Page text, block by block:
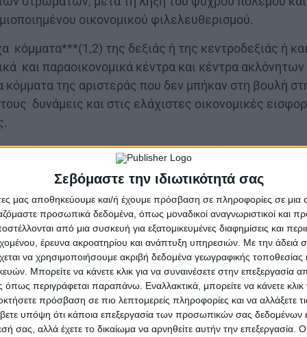
Σεβόμαστε την ιδιωτικότητά σας
μας αποθηκεύουμε και/ή έχουμε πρόσβαση σε πληροφορίες σε
προσωπικά δεδομένα, όπως μοναδικοί αναγνωριστικοί και
από μια συσκευή για εξατομικευμένες διαφημίσεις και
έρευνα ακροατηρίου και ανάπτυξη υπηρεσιών. Με την άδειά
να χρησιμοποιήσουμε ακριβή δεδομένα γεωγραφικής τοποθεσίας
Μπορείτε να κάνετε κλικ για να συναινέσετε στην επεξεργασία
περιγράφεται παραπάνω. Εναλλακτικά, μπορείτε να κάνετε κλικ
πρόσβαση σε πιο λεπτομερείς πληροφορίες και να αλλάξετε
υπόψη ότι κάποια επεξεργασία των προσωπικών σας δεδομένων
σας, αλλά έχετε το δικαίωμα να αρνηθείτε αυτήν την επεξεργασία.
οικονομικού φιλελευθερισμού.
κόμματα***(1,2) της δεξιάς ή της κεντροδεξιάς ή
και παραοικονομικά κέντρα και κέντρα
κόμματα της αριστεράς που δεν μπήκαν στη βουλή
δυνάμεις και στις ελάχιστες οικονομικές
κάποιες οργανώσεις της αριστεράς που κατ’
που οι όποιες συνεργασίες τους αν δεν έχουν
στην πράξη. Ταπεινά ελατήρια που σε καμία
ουσιαστική πολιτική αλληλεγγύη.
ότι τα αριστερά κόμματα έχουν ένα τεράστιο
αυτά τα μεγάλα μυαλά της αριστεράς δε μπορούν
γιατί προσκρούουν στην αδυναμία τους να
τους από τα ΜΜΕ και λόγω μη ύπαρξης λαϊκού
«ιδιοκτήτες» οργανώσεων που η σκέψη τους είναι